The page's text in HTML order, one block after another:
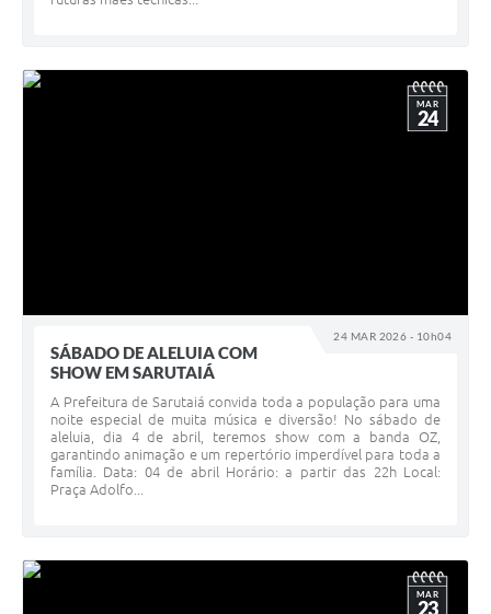
24 MAR 2026 - 10h04
MAR
24
SÁBADO DE ALELUIA COM
SHOW EM SARUTAIÁ
A Prefeitura de Sarutaiá convida toda a população para uma
noite especial de muita música e diversão! No sábado de
aleluia, dia 4 de abril, teremos show com a banda OZ,
garantindo animação e um repertório imperdível para toda a
família. Data: 04 de abril Horário: a partir das 22h Local:
Praça Adolfo...
MAR
23